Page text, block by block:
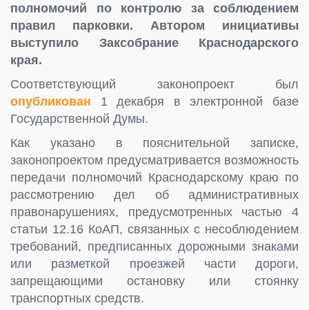
полномочий по контролю за соблюдением
правил парковки. Автором инициативы
выступило Заксобрание Краснодарского
края.
Соответствующий законопроект был
опубликован 1 декабря в электронной базе
Государственной Думы.
Как указано в пояснительной записке,
законопроектом предусматривается возможность
передачи полномочий Краснодарскому краю по
рассмотрению дел об административных
правонарушениях, предусмотренных частью 4
статьи 12.16 КоАП, связанных с несоблюдением
требований, предписанных дорожными знаками
или разметкой проезжей части дороги,
запрещающими остановку или стоянку
транспортных средств.